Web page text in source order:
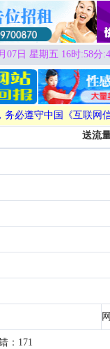
07日 星期五 16时:58分
必遵守中国《互联网
送流
：171